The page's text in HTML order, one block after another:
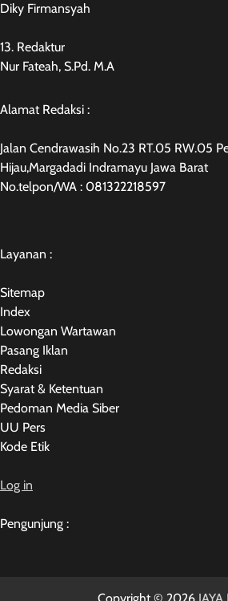
Diky Firmansyah
13. Redaktur
Nur Fateah, S.Pd. M.A
Alamat Redaksi :
Jalan Cendrawasih No.23 RT.05 RW.05
Hijau,Margadadi Indramayu Jawa Barat
No.telpon/WA : 081322218597
Layanan :
Sitemap
Index
Lowongan Wartawan
Pasang Iklan
Redaksi
Syarat & Ketentuan
Pedoman Media Siber
UU Pers
Kode Etik
Log in
Pengunjung :